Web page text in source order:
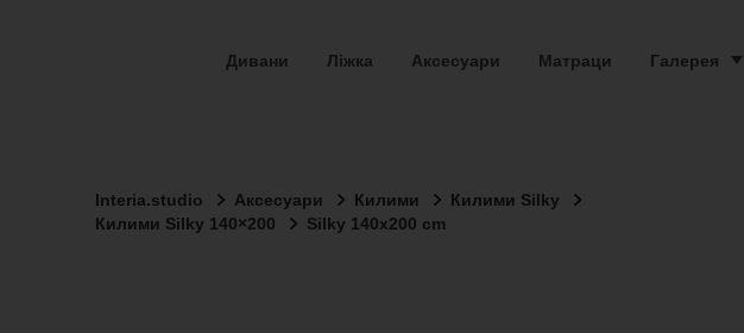
Дивани Ліжка Аксесуари Матраци Галерея
Interia.studio Аксесуари Килими
Килими Silky
Килими Silky 140×200
Silky 140x200 cm